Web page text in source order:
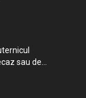
sau de...